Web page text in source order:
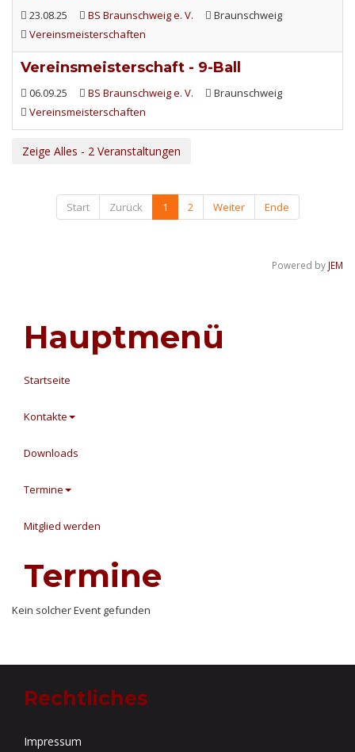
23.08.25 BS Braunschweig e. V.
Braunschweig
Vereinsmeisterschaften
Vereinsmeisterschaft - 9-Ball
06.09.25 BS Braunschweig e. V.
Braunschweig
Vereinsmeisterschaften
Zeige Alles - 2 Veranstaltungen
Start Zurück 1 2 Weiter Ende
Powered by JEM
Hauptmenü
Startseite
Kontakte
Downloads
Termine
Mitglied werden
Termine
Kein solcher Event gefunden
Rechtliches
Impressum